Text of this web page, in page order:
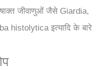
जीवाणुओं जैसे Giardia,
histolytica इत्यादि के बारे